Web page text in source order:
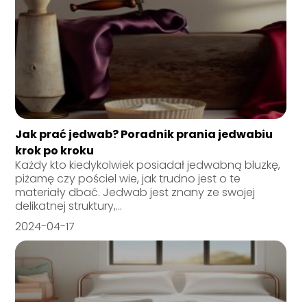
Jak prać jedwab? Poradnik prania jedwabiu
krok po kroku
Każdy kto kiedykolwiek posiadał jedwabną bluzkę,
piżamę czy pościel wie, jak trudno jest o te
materiały dbać. Jedwab jest znany ze swojej
delikatnej struktury,...
2024-04-17